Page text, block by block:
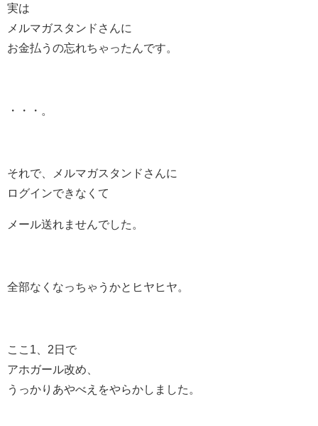
実は
メルマガスタンドさんに
お金払うの忘れちゃったんです。
・・・。
それで、メルマガスタンドさんに
ログインできなくて
メール送れませんでした。
全部なくなっちゃうかとヒヤヒヤ。
ここ1、2日で
アホガール改め、
うっかりあやべえをやらかしました。